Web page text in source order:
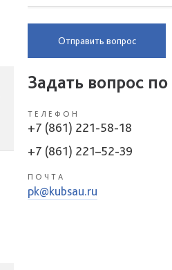
Отправить вопрос
Задать вопрос
ТЕЛЕФОН
+7 (861) 221-58-18
+7 (861) 221–52-39
ПОЧТА
pk@kubsau.ru